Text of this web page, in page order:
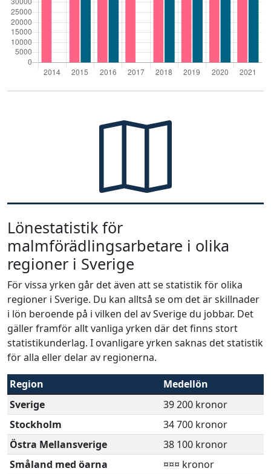
Lönestatistik för
malmförädlingsarbetare i olika
regioner i Sverige
För vissa yrken går det även att se statistik för olika
regioner i Sverige. Du kan alltså se om det är skillnader
i lön beroende på i vilken del av Sverige du jobbar. Det
gäller framför allt vanliga yrken där det finns stort
statistikunderlag. I ovanligare yrken saknas det statistik
för alla eller delar av regionerna.
Region
Medellön
Sverige
39 200 kronor
Stockholm
34 700 kronor
Östra Mellansverige
38 100 kronor
Småland med öarna
¤¤¤ kronor